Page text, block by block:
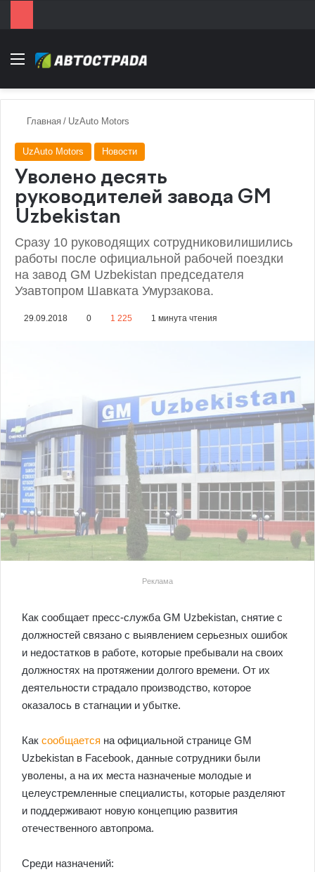
Menu
Главная / UzAuto Motors
UzAuto Motors Новости
Уволено десять
руководителей завода GM
Uzbekistan
Сразу 10 руководящих сотрудниковилишились
работы после официальной рабочей поездки
на завод GM Uzbekistan председателя
Узавтопром Шавката Умурзакова.
29.09.2018 0 1 225 1 минута чтения
Реклама
Как сообщает пресс-служба GM Uzbekistan, снятие с
должностей связано с выявлением серьезных ошибок
и недостатков в работе, которые пребывали на своих
должностях на протяжении долгого времени. От их
деятельности страдало производство, которое
оказалось в стагнации и убытке.
Как сообщается на официальной странице GM
Uzbekistan в Facebook, данные сотрудники были
уволены, а на их места назначеные молодые и
целеустремленные специалисты, которые разделяют
и поддерживают новую концепцию развития
отечественного автопрома.
Среди назначений: